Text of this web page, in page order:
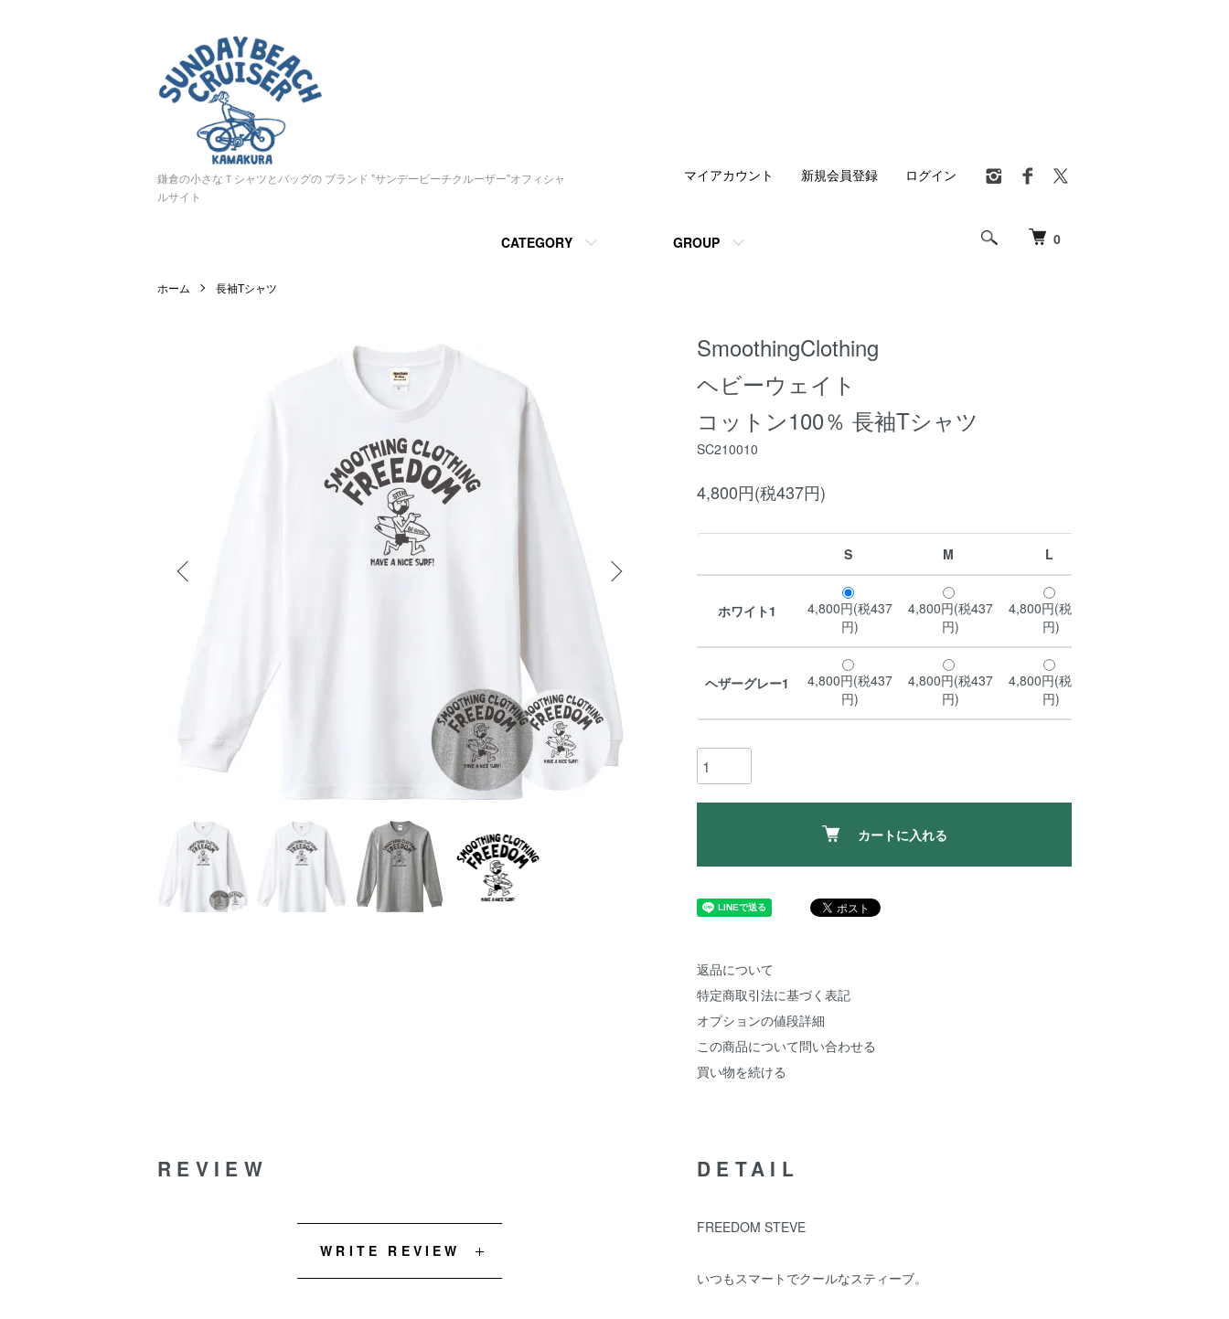
鎌倉の小さなＴシャツとバッグの ブランド "サンデービーチクルーザー"オフィシャ
ルサイト
0
CATEGORY GROUP
マイアカウント 新規会員登録 ログイン
ホーム 長袖Tシャツ
SmoothingClothing
ヘビーウェイト
コットン100％ 長袖Tシャツ
SC210010
4,800円(税437円)
S M L
ホワイト1
4,800円(税437
円)
4,800円(税437
円)
4,800円(税437
円)
ヘザーグレー1
4,800円(税437
円)
4,800円(税437
円)
4,800円(税437
円)
カートに入れる
返品について
特定商取引法に基づく表記
オプションの値段詳細
この商品について問い合わせる
買い物を続ける
DETAIL
FREEDOM STEVE
いつもスマートでクールなスティーブ。
REVIEW
WRITE REVIEW